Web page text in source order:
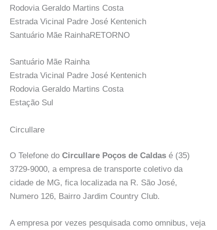
Rodovia Geraldo Martins Costa
Estrada Vicinal Padre José Kentenich
Santuário Mãe RainhaRETORNO
Santuário Mãe Rainha
Estrada Vicinal Padre José Kentenich
Rodovia Geraldo Martins Costa
Estação Sul
Circullare
O Telefone do Circullare Poços de Caldas é (35)
3729-9000, a empresa de transporte coletivo da
cidade de MG, fica localizada na R. São José,
Numero 126, Bairro Jardim Country Club.
A empresa por vezes pesquisada como omnibus, veja